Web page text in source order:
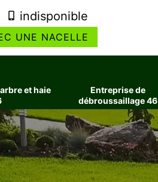
indisponible
UNE NACELLE
et haie
Entreprise de
débroussaillage 46